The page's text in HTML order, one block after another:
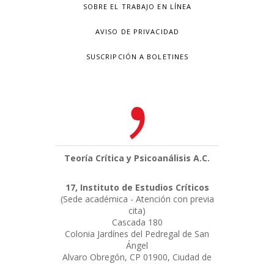
SOBRE EL TRABAJO EN LÍNEA
AVISO DE PRIVACIDAD
SUSCRIPCIÓN A BOLETINES
Teoría Crítica y Psicoanálisis A.C.
17, Instituto de Estudios Críticos
(Sede académica - Atención con previa
cita)
Cascada 180
Colonia Jardínes del Pedregal de San
Ángel
Alvaro Obregón, CP 01900, Ciudad de